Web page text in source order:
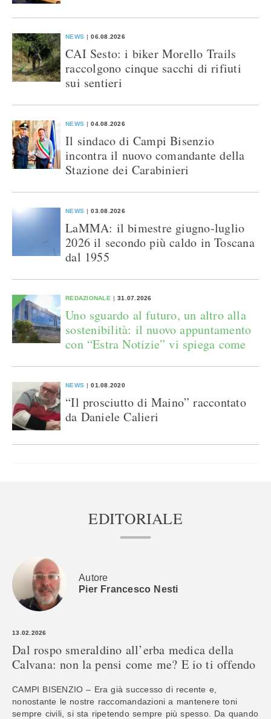
NEWS 06.08.2026
CAI Sesto: i biker Morello Trails
raccolgono cinque sacchi di rifiuti
sui sentieri
NEWS 04.08.2026
Il sindaco di Campi Bisenzio
incontra il nuovo comandante della
Stazione dei Carabinieri
NEWS 03.08.2026
LaMMA: il bimestre giugno-luglio
2026 il secondo più caldo in Toscana
dal 1955
REDAZIONALE 31.07.2026
Uno sguardo al futuro, un altro alla
sostenibilità: il nuovo appuntamento
con “Estra Notizie” vi spiega come
NEWS 01.08.2020
“Il prosciutto di Maino” raccontato
da Daniele Calieri
EDITORIALE
Autore
Pier Francesco Nesti
13.02.2026
Dal rospo smeraldino all’erba medica della
Calvana: non la pensi come me? E io ti offendo
CAMPI BISENZIO – Era già successo di recente e,
nonostante le nostre raccomandazioni a mantenere toni
sempre civili, si sta ripetendo sempre più spesso. Da quando